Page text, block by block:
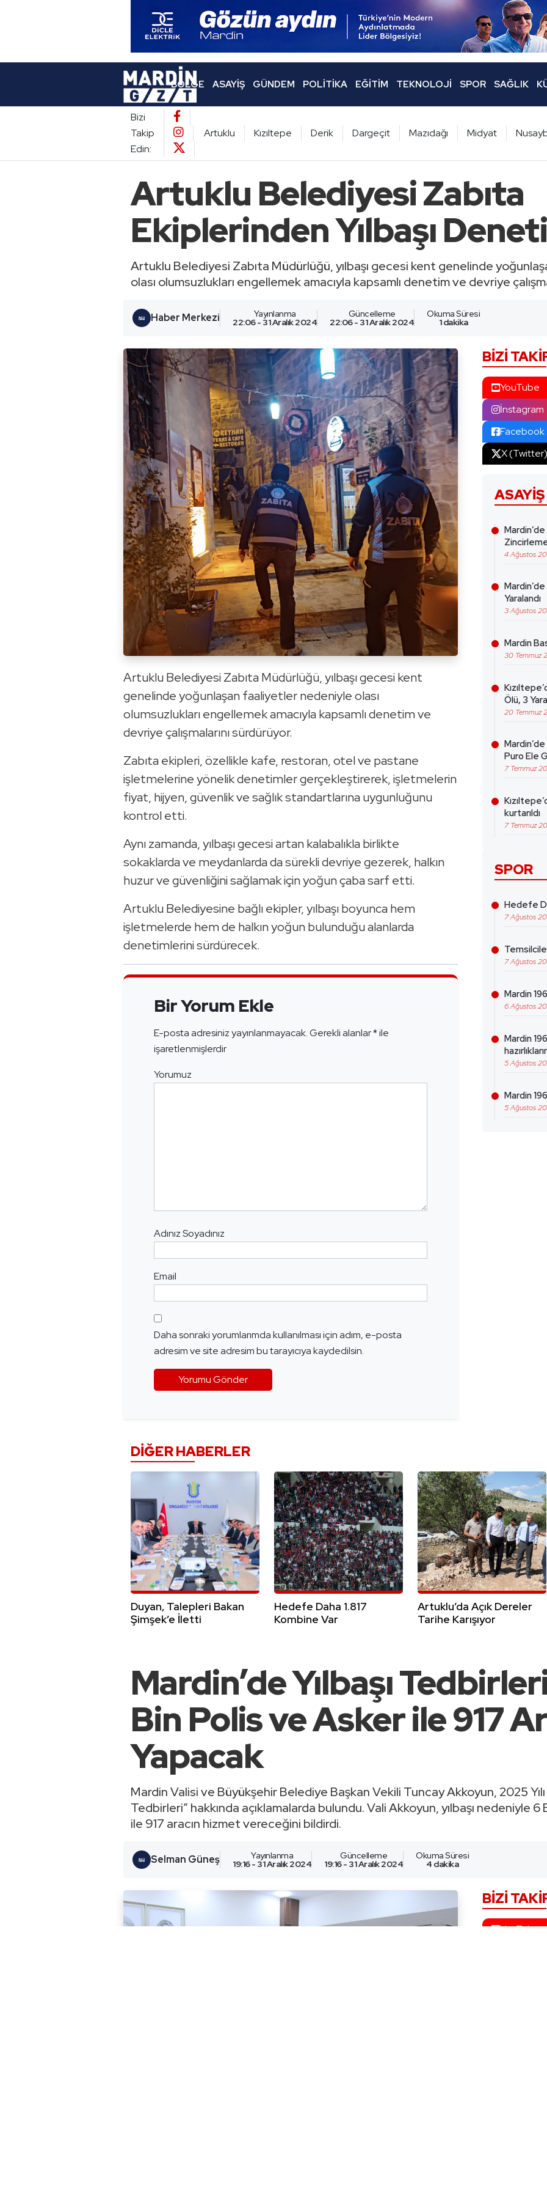
BÖLGE ASAYIŞ GÜNDEM POLITIKA EĞITIM TEKNOLOJI SPOR SAĞLIK
Bizi
Takip
Edin:
Artuklu Kızıltepe Derik Dargeçit Mazıdağı Midyat
Artuklu Belediyesi Zabıta
Ekiplerinden Yılbaşı
Artuklu Belediyesi Zabıta Müdürlüğü, yılbaşı gecesi kent genelinde
olası olumsuzlukları engellemek amacıyla kapsamlı denetim ve devriye
Haber Merkezi Yayınlanma
22:06 - 31 Aralık 2024
Güncelleme
22:06 - 31 Aralık 2024
Okuma Süresi
1 dakika
Artuklu Belediyesi Zabıta Müdürlüğü, yılbaşı gecesi kent
genelinde yoğunlaşan faaliyetler nedeniyle olası
olumsuzlukları engellemek amacıyla kapsamlı denetim ve
devriye çalışmalarını sürdürüyor.
Zabıta ekipleri, özellikle kafe, restoran, otel ve pastane
işletmelerine yönelik denetimler gerçekleştirerek, işletmelerin
fiyat, hijyen, güvenlik ve sağlık standartlarına uygunluğunu
kontrol etti.
Aynı zamanda, yılbaşı gecesi artan kalabalıkla birlikte
sokaklarda ve meydanlarda da sürekli devriye gezerek, halkın
huzur ve güvenliğini sağlamak için yoğun çaba sarf etti.
Artuklu Belediyesine bağlı ekipler, yılbaşı boyunca hem
işletmelerde hem de halkın yoğun bulunduğu alanlarda
denetimlerini sürdürecek.
Bir Yorum Ekle
E-posta adresiniz yayınlanmayacak.Gerekli alanlar*ile
işaretlenmişlerdir
Yorumuz
Adınız Soyadınız
Email
Daha sonraki yorumlarımda kullanılması için adım, e-posta
adresim ve site adresim bu tarayıcıya kaydedilsin.
BIZI
YouTube
İnstagram
Facebook
X (Twitter)
ASAYIŞ
4 Ağustos
Yaralandı
3 Ağustos
Mardin
30 Temmuz
Ölü, 3
20 Temmuz
Puro Ele
7 Temmuz
kurtarıldı
7 Temmuz
SPOR
Hedefe
7 Ağustos
7 Ağustos
Mardin
6 Ağustos
Mardin
5 Ağustos
Mardin
5 Ağustos
DIĞER HABERLER
Duyan, Talepleri Bakan
Şimşek’e İletti
Hedefe Daha 1.817
Kombine Var
Artuklu’da Açık Dereler
Tarihe Karışıyor
Mardin’de Yılbaşı
Bin Polis ve Asker ile 917
Yapacak
Mardin Valisi ve Büyükşehir Belediye Başkan Vekili Tuncay Akkoyun, 2025 Yılı
Tedbirleri” hakkında açıklamalarda bulundu. Vali Akkoyun, yılbaşı nedeniyle
ile 917 aracın hizmet vereceğini bildirdi.
Selman Güneş Yayınlanma
19:16 - 31 Aralık 2024
Güncelleme
19:16 - 31 Aralık 2024
Okuma Süresi
4 dakika
BIZI
YouTube